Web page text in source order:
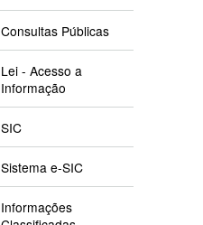
Consultas Públicas
Lei - Acesso a
Informação
SIC
Sistema e-SIC
Informações